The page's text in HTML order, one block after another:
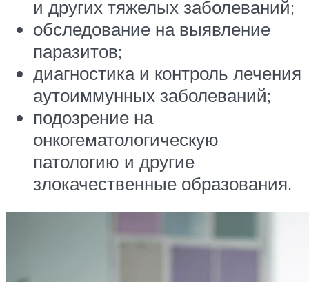
и других тяжелых заболеваний;
обследование на выявление
паразитов;
диагностика и контроль лечения
аутоиммунных заболеваний;
подозрение на
онкогематологическую
патологию и другие
злокачественные образования.